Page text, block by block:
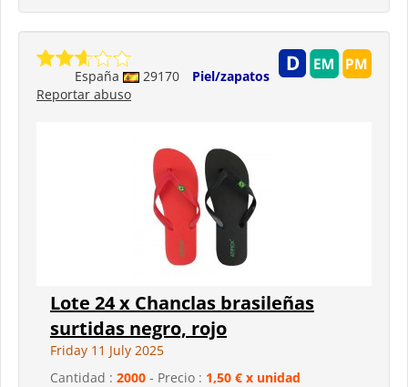
España 29170
Piel/zapatos
Reportar abuso
Lote 24 x Chanclas brasileñas
surtidas negro, rojo
Friday 11 July 2025
Cantidad : 2000 - Precio : 1,50 € x unidad